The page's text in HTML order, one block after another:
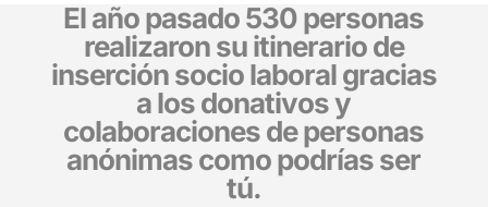
El año pasado 530 personas
realizaron su itinerario de
inserción socio laboral gracias
a los donativos y
colaboraciones de personas
anónimas como podrías ser
tú.